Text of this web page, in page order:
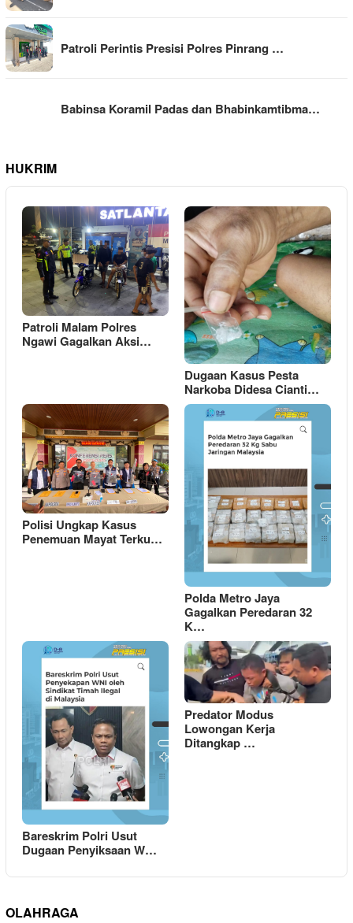
Patroli Perintis Presisi Polres Pinrang …
Babinsa Koramil Padas dan Bhabinkamtibma…
HUKRIM
Patroli Malam Polres
Ngawi Gagalkan Aksi…
Dugaan Kasus Pesta
Narkoba Didesa Cianti…
Polisi Ungkap Kasus
Penemuan Mayat Terku…
Polda Metro Jaya
Gagalkan Peredaran 32
K…
Bareskrim Polri Usut
Dugaan Penyiksaan W…
Predator Modus
Lowongan Kerja
Ditangkap …
OLAHRAGA